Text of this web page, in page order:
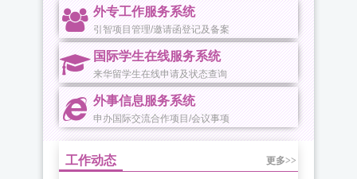
外专工作服务系统
引智项目管理/邀请函登记及备案
国际学生在线服务系统
来华留学生在线申请及状态查询
外事信息服务系统
申办国际交流合作项目/会议事项
工作动态 更多>>